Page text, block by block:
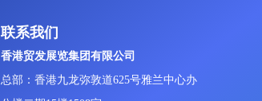
联系我们
香港贸发展览集团有限公司
总部：香港九龙弥敦道625号雅兰中心办